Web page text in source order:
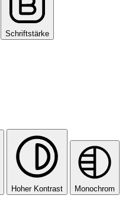
Schriftstärke
Hoher Kontrast Monochrom